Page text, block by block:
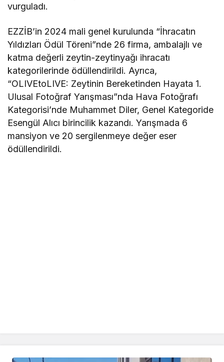
vurguladı.
EZZİB’in 2024 mali genel kurulunda “İhracatın
Yıldızları Ödül Töreni”nde 26 firma, ambalajlı ve
katma değerli zeytin-zeytinyağı ihracatı
kategorilerinde ödüllendirildi. Ayrıca,
“OLIVEtoLIVE: Zeytinin Bereketinden Hayata 1.
Ulusal Fotoğraf Yarışması”nda Hava Fotoğrafı
Kategorisi’nde Muhammet Diler, Genel Kategoride
Esengül Alıcı birincilik kazandı. Yarışmada 6
mansiyon ve 20 sergilenmeye değer eser
ödüllendirildi.